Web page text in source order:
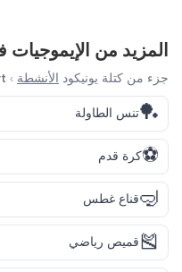
المزيد من الإيموجيات
جزء من كتلة يونيكود الأنشطة ›
🏓تنس الطاولة
⚽كرة قدم
🤿قناع غطس
🎽قميص رياضي